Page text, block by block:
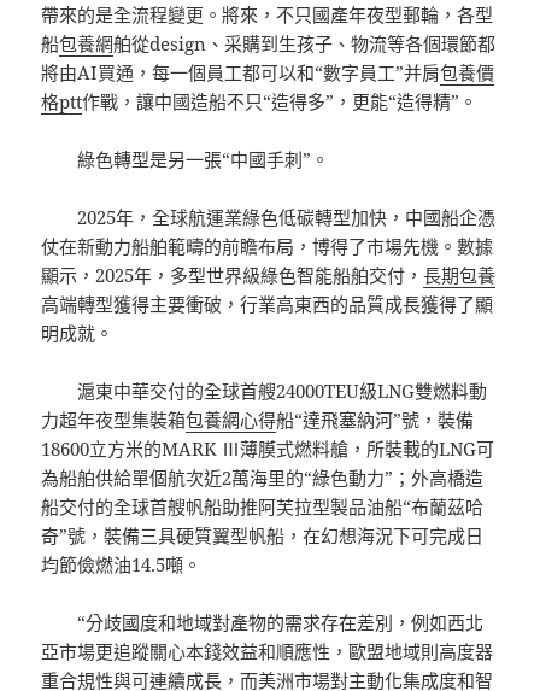
帶來的是全流程變更。將來，不只國產年夜型郵輪，各型
船包養網舶從design、采購到生孩子、物流等各個環節都
將由AI買通，每一個員工都可以和“數字員工”并肩包養價
格ptt作戰，讓中國造船不只“造得多”，更能“造得精”。
綠色轉型是另一張“中國手刺”。
2025年，全球航運業綠色低碳轉型加快，中國船企憑
仗在新動力船舶範疇的前瞻布局，博得了市場先機。數據
顯示，2025年，多型世界級綠色智能船舶交付，長期包養
高端轉型獲得主要衝破，行業高東西的品質成長獲得了顯
明成就。
滬東中華交付的全球首艘24000TEU級LNG雙燃料動
力超年夜型集裝箱包養網心得船“達飛塞納河”號，裝備
18600立方米的MARK Ⅲ薄膜式燃料艙，所裝載的LNG可
為船舶供給單個航次近2萬海里的“綠色動力”；外高橋造
船交付的全球首艘帆船助推阿芙拉型製品油船“布蘭茲哈
奇”號，裝備三具硬質翼型帆船，在幻想海況下可完成日
均節儉燃油14.5噸。
“分歧國度和地域對產物的需求存在差別，例如西北
亞市場更追蹤關心本錢效益和順應性，歐盟地域則高度器
重合規性與可連續成長，而美洲市場對主動化集成度和智